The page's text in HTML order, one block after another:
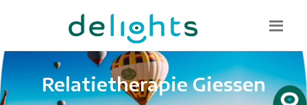
085 130 1482
info@delights.nu
Relatietherapie Giessen